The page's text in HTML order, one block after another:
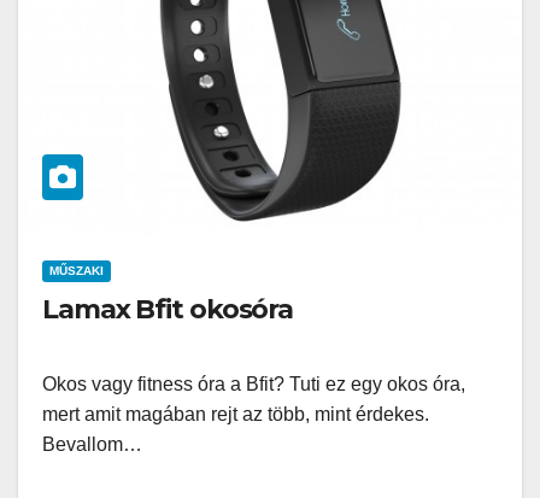
MŰSZAKI
Lamax Bfit okosóra
Okos vagy fitness óra a Bfit? Tuti ez egy okos óra,
mert amit magában rejt az több, mint érdekes.
Bevallom…